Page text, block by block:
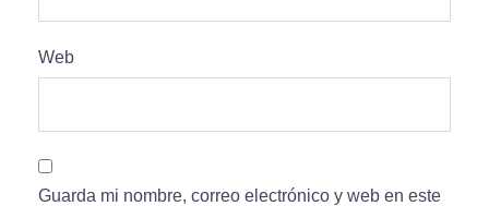
Web
Guarda mi nombre, correo electrónico y web en este